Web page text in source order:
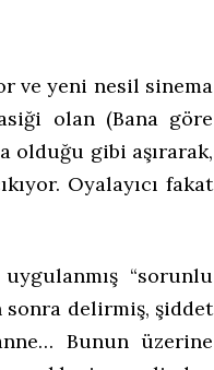
ve yeni nesil sinema
olan (Bana göre
olduğu gibi aşırarak,
Oyalayıcı fakat
“sorunlu
sonra delirmiş, şiddet
Bunun üzerine